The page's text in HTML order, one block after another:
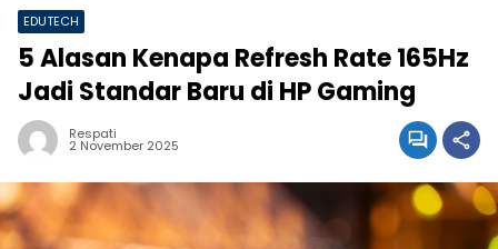
EDUTECH
5 Alasan Kenapa Refresh Rate 165Hz
Jadi Standar Baru di HP Gaming
Respati
2 November 2025